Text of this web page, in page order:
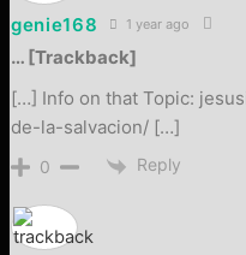
genie168 1 year ago
… [Trackback]
[…] Info on that Topic:
de-la-salvacion/ […]
0 Reply